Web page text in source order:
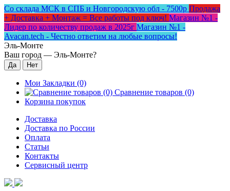
Со склада МСК в СПБ и Новгородскую обл - 7500р Продажа
+ Доставка + Монтаж = Все работы под ключ! Магазин №1 -
Лидер по количеству продаж в 2025г Магазин №1 -
Avacan.tech - Честно ответим на любые вопросы!
Эль-Монте
Ваш город — Эль-Монте?
Мои Закладки (0)
Сравнение товаров (0)
Корзина покупок
Доставка
Доставка по России
Оплата
Статьи
Контакты
Сервисный центр